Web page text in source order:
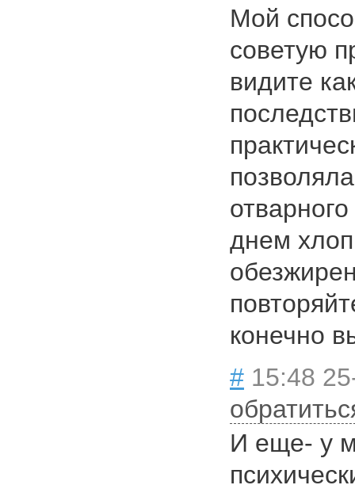
Мой
советую
видите
днем
конечно
# 15:48
И еще- у